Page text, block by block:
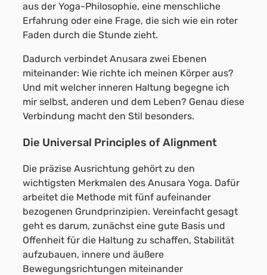
aus der Yoga-Philosophie, eine menschliche
Erfahrung oder eine Frage, die sich wie ein roter
Faden durch die Stunde zieht.
Dadurch verbindet Anusara zwei Ebenen
miteinander: Wie richte ich meinen Körper aus?
Und mit welcher inneren Haltung begegne ich
mir selbst, anderen und dem Leben? Genau diese
Verbindung macht den Stil besonders.
Die Universal Principles of Alignment
Die präzise Ausrichtung gehört zu den
wichtigsten Merkmalen des Anusara Yoga. Dafür
arbeitet die Methode mit fünf aufeinander
bezogenen Grundprinzipien. Vereinfacht gesagt
geht es darum, zunächst eine gute Basis und
Offenheit für die Haltung zu schaffen, Stabilität
aufzubauen, innere und äußere
Bewegungsrichtungen miteinander